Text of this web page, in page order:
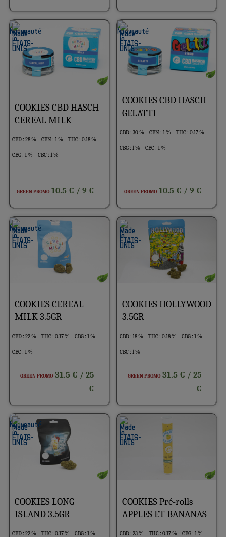
COOKIES CBD HASCH
CEREAL MILK
CBD : 28 % CBN : 1 % THC : 0.18 %
CBG : 1 % CBC : 1 %
GREEN PROMO 10.5 € / 9 €
COOKIES CBD HASCH
GELATTI
CBD : 30 % CBN : 1 % THC : 0.17 %
CBG : 1 % CBC : 1 %
GREEN PROMO 10.5 €/ 9 €
COOKIES CEREAL
MILK 3.5GR
CBD : 22 % THC : 0.17 % CBG : 1 %
CBC : 1 %
GREEN PROMO 31.5 € / 25
€
COOKIES HOLLYWOOD
3.5GR
CBD : 18 % THC : 0.18 % CBG : 1 %
CBC : 1 %
GREEN PROMO 31.5 €/ 25
€
COOKIES LONG
ISLAND 3.5GR
CBD : 22 % THC : 0.17 % CBG : 1 %
COOKIES Pré-rolls
APPLES ET BANANAS
CBD : 23 % THC : 0.17 % CBG : 1 %